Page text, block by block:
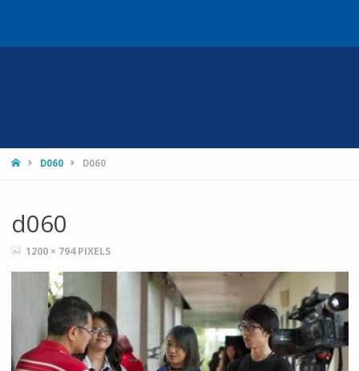
HOMED060 D060
d060
FULL1200 × 794PIXELS